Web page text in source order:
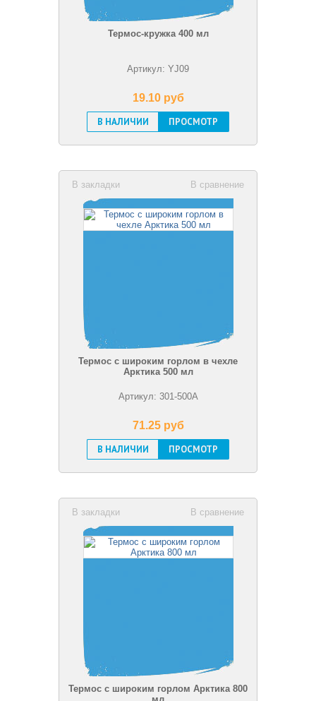
Термос-кружка 400 мл
Артикул: YJ09
19.10 pуб
В НАЛИЧИИ
ПРОСМОТР
В сравнение
В закладки
Термос с широким горлом в чехле
Арктика 500 мл
Артикул: 301-500А
71.25 pуб
В НАЛИЧИИ
ПРОСМОТР
В сравнение
В закладки
Термос с широким горлом Арктика 800